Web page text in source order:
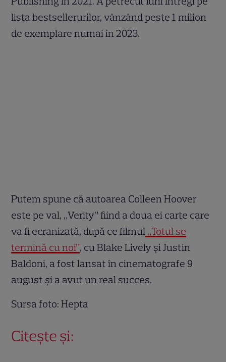
lista bestsellerurilor, vânzând peste 1 milion
de exemplare numai în 2023.
Putem spune că autoarea Colleen Hoover
este pe val, „Verity” fiind a doua ei carte care
va fi ecranizată, după ce filmul „Totul se
termină cu noi”, cu Blake Lively și Justin
Baldoni, a fost lansat în cinematografe 9
august și a avut un real succes.
Sursa foto: Hepta
Citește și: